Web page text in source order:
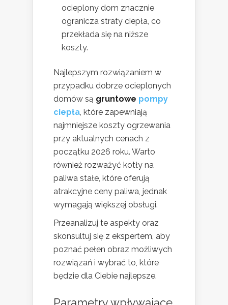
ocieplony dom znacznie
ogranicza straty ciepła, co
przekłada się na niższe
koszty.
Najlepszym rozwiązaniem w
przypadku dobrze ocieplonych
domów są gruntowe pompy
ciepła, które zapewniają
najmniejsze koszty ogrzewania
przy aktualnych cenach z
początku 2026 roku. Warto
również rozważyć kotły na
paliwa stałe, które oferują
atrakcyjne ceny paliwa, jednak
wymagają większej obsługi.
Przeanalizuj te aspekty oraz
skonsultuj się z ekspertem, aby
poznać pełen obraz możliwych
rozwiązań i wybrać to, które
będzie dla Ciebie najlepsze.